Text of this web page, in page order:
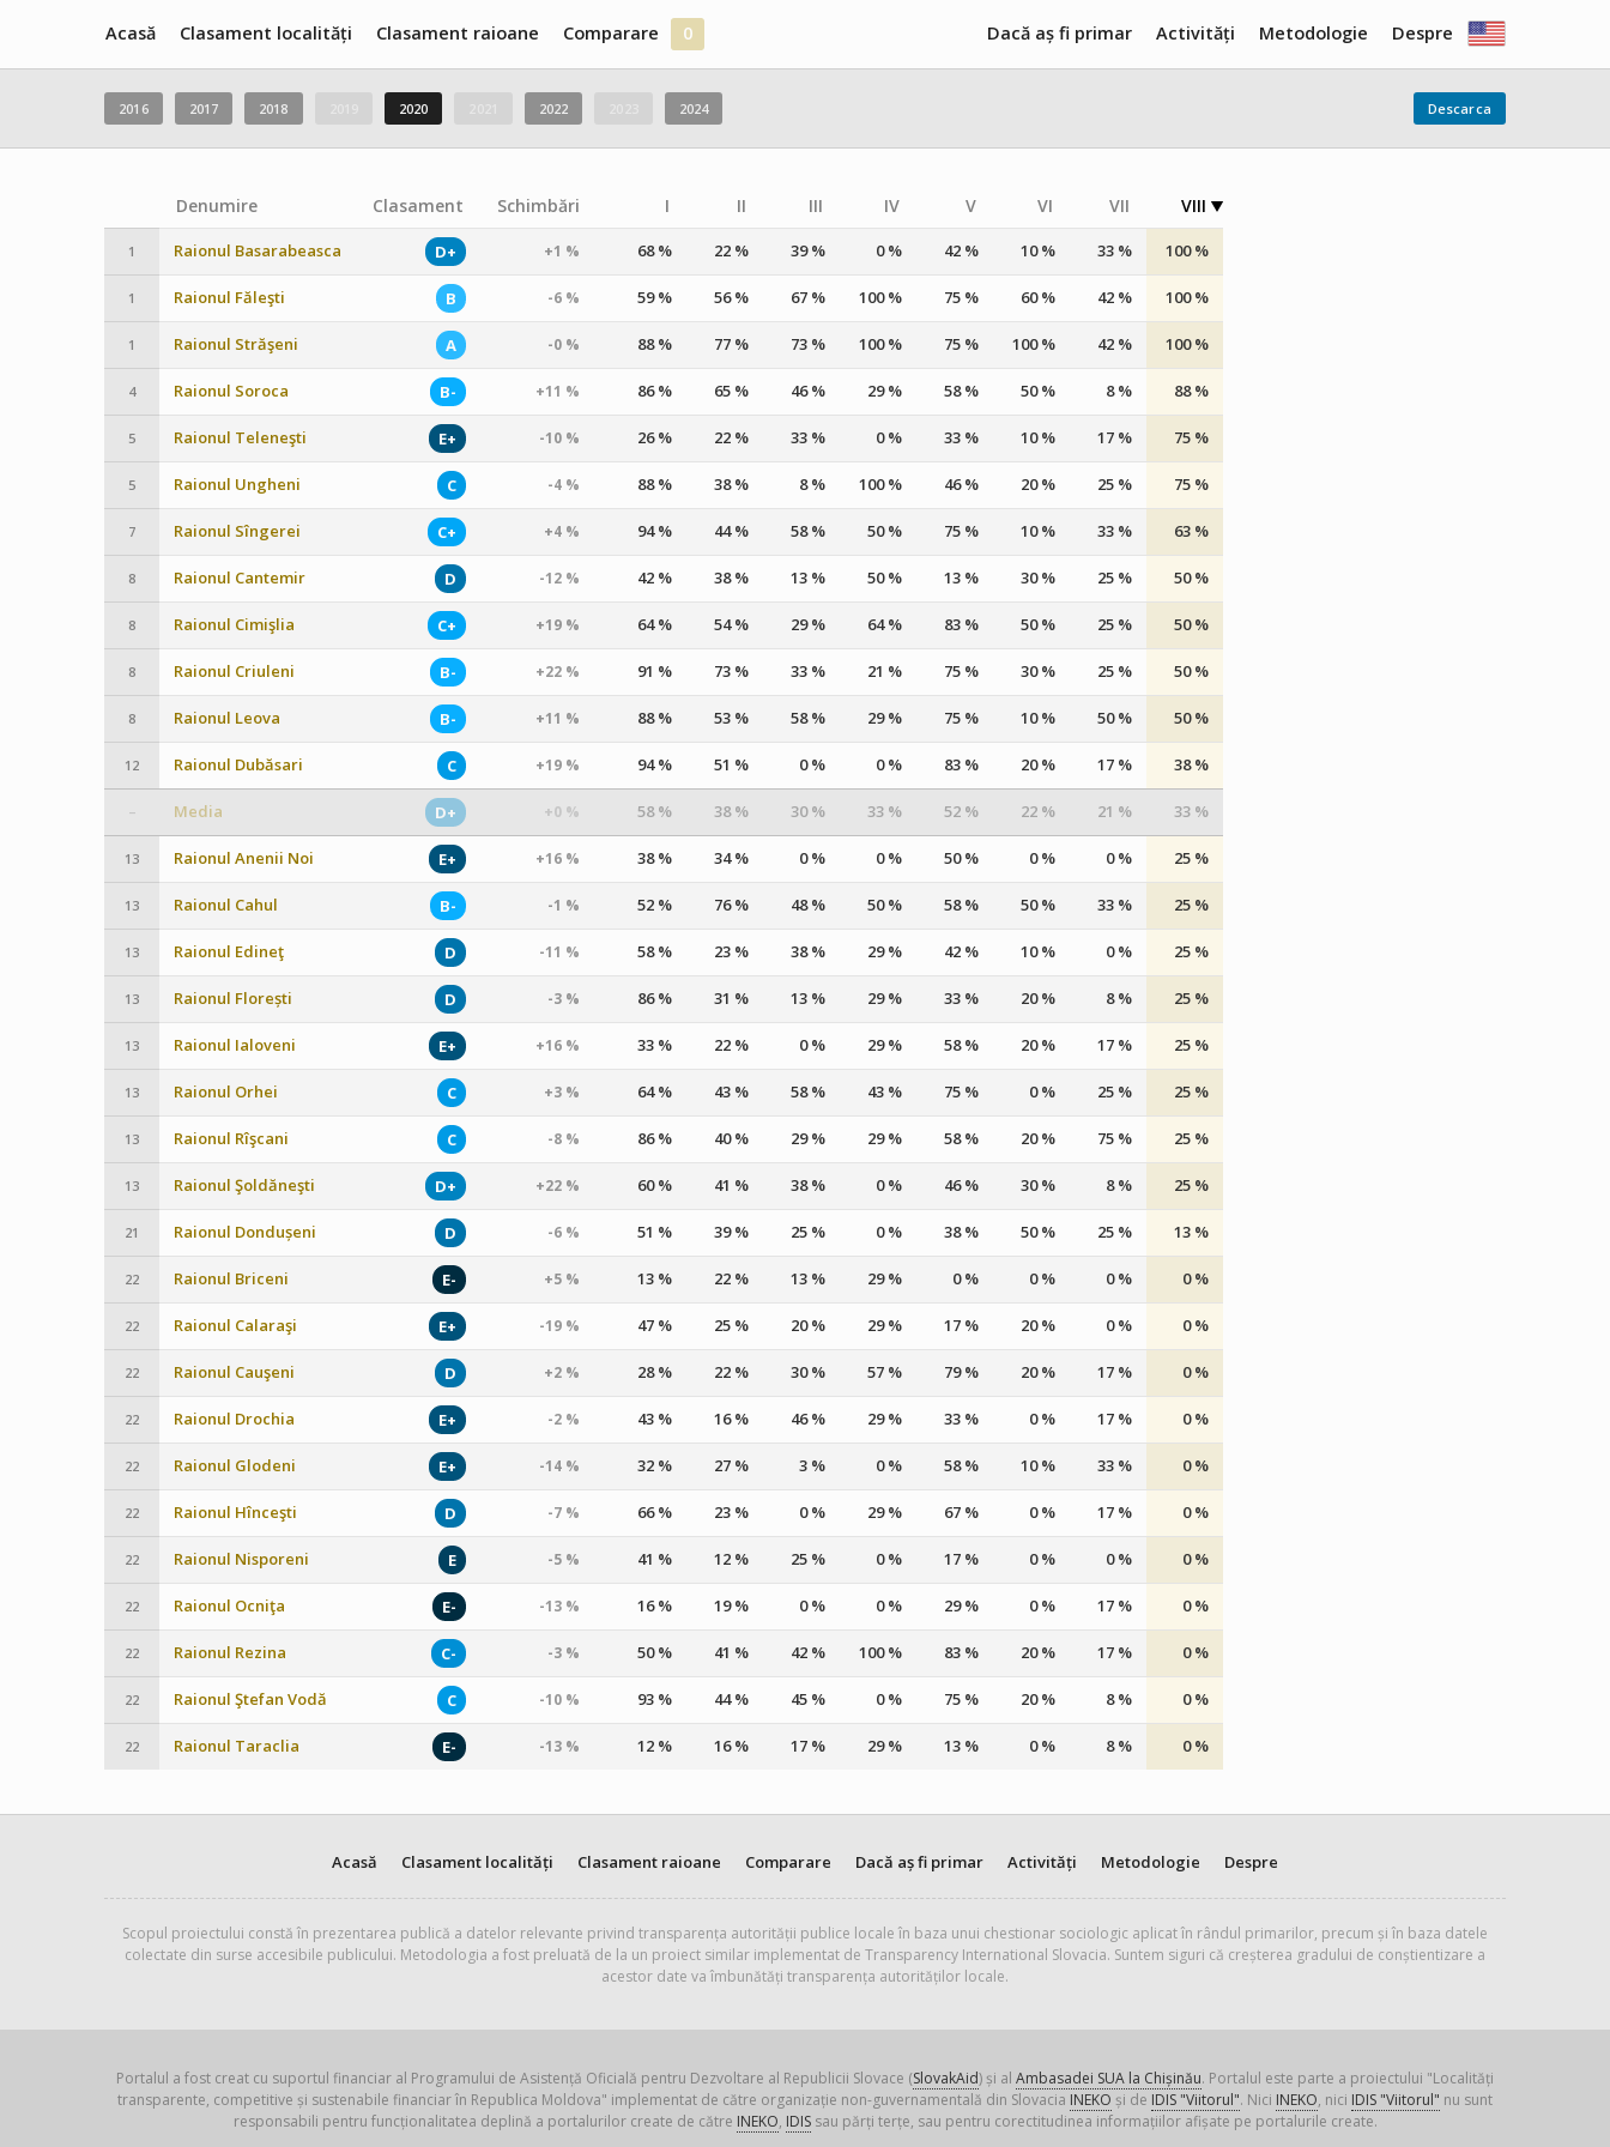
Acasă Despre
Clasament localități Metodologie
Clasament raioane Activități
Comparare 0 Dacă aș fi primar
2016 2017 2018 2020 2022 2024 Descarca
Denumire Clasament Schimbări I II III IV V VI VII VIII
1 Raionul Basarabeasca D+ +1 % 68 % 22 % 39 % 0 % 42 % 10 % 33 % 100 %
1 Raionul Făleşti B -6 % 59 % 56 % 67 % 100 % 75 % 60 % 42 % 100 %
1 Raionul Străşeni A -0 % 88 % 77 % 73 % 100 % 75 % 100 % 42 % 100 %
4 Raionul Soroca B- +11 % 86 % 65 % 46 % 29 % 58 % 50 % 8 % 88 %
5 Raionul Teleneşti E+ -10 % 26 % 22 % 33 % 0 % 33 % 10 % 17 % 75 %
5 Raionul Ungheni C -4 % 88 % 38 % 8 % 100 % 46 % 20 % 25 % 75 %
7 Raionul Sîngerei C+ +4 % 94 % 44 % 58 % 50 % 75 % 10 % 33 % 63 %
8 Raionul Cantemir D -12 % 42 % 38 % 13 % 50 % 13 % 30 % 25 % 50 %
8 Raionul Cimişlia C+ +19 % 64 % 54 % 29 % 64 % 83 % 50 % 25 % 50 %
8 Raionul Criuleni B- +22 % 91 % 73 % 33 % 21 % 75 % 30 % 25 % 50 %
8 Raionul Leova B- +11 % 88 % 53 % 58 % 29 % 75 % 10 % 50 % 50 %
12 Raionul Dubăsari C +19 % 94 % 51 % 0 % 0 % 83 % 20 % 17 % 38 %
– Media D+ +0 % 58 % 38 % 30 % 33 % 52 % 22 % 21 % 33 %
13 Raionul Anenii Noi E+ +16 % 38 % 34 % 0 % 0 % 50 % 0 % 0 % 25 %
13 Raionul Cahul B- -1 % 52 % 76 % 48 % 50 % 58 % 50 % 33 % 25 %
13 Raionul Edineţ D -11 % 58 % 23 % 38 % 29 % 42 % 10 % 0 % 25 %
13 Raionul Florești D -3 % 86 % 31 % 13 % 29 % 33 % 20 % 8 % 25 %
13 Raionul Ialoveni E+ +16 % 33 % 22 % 0 % 29 % 58 % 20 % 17 % 25 %
13 Raionul Orhei C +3 % 64 % 43 % 58 % 43 % 75 % 0 % 25 % 25 %
13 Raionul Rîşcani C -8 % 86 % 40 % 29 % 29 % 58 % 20 % 75 % 25 %
13 Raionul Şoldăneşti D+ +22 % 60 % 41 % 38 % 0 % 46 % 30 % 8 % 25 %
21 Raionul Dondușeni D -6 % 51 % 39 % 25 % 0 % 38 % 50 % 25 % 13 %
22 Raionul Briceni E- +5 % 13 % 22 % 13 % 29 % 0 % 0 % 0 % 0 %
22 Raionul Calaraşi E+ -19 % 47 % 25 % 20 % 29 % 17 % 20 % 0 % 0 %
22 Raionul Cauşeni D +2 % 28 % 22 % 30 % 57 % 79 % 20 % 17 % 0 %
22 Raionul Drochia E+ -2 % 43 % 16 % 46 % 29 % 33 % 0 % 17 % 0 %
22 Raionul Glodeni E+ -14 % 32 % 27 % 3 % 0 % 58 % 10 % 33 % 0 %
22 Raionul Hînceşti D -7 % 66 % 23 % 0 % 29 % 67 % 0 % 17 % 0 %
22 Raionul Nisporeni E -5 % 41 % 12 % 25 % 0 % 17 % 0 % 0 % 0 %
22 Raionul Ocniţa E- -13 % 16 % 19 % 0 % 0 % 29 % 0 % 17 % 0 %
22 Raionul Rezina C- -3 % 50 % 41 % 42 % 100 % 83 % 20 % 17 % 0 %
22 Raionul Ştefan Vodă C -10 % 93 % 44 % 45 % 0 % 75 % 20 % 8 % 0 %
22 Raionul Taraclia E- -13 % 12 % 16 % 17 % 29 % 13 % 0 % 8 % 0 %
Acasă Clasament localități Clasament raioane Comparare Dacă aș fi primar Activități Metodologie Despre
Scopul proiectului constă în prezentarea publică a datelor relevante privind transparența autorității publice locale în baza unui chestionar sociologic aplicat în rândul primarilor, precum și în baza datele
colectate din surse accesibile publicului. Metodologia a fost preluată de la un proiect similar implementat de Transparency International Slovacia. Suntem siguri că creșterea gradului de conștientizare a
acestor date va îmbunătăți transparența autorităților locale.
Portalul a fost creat cu suportul financiar al Programului de Asistență Oficială pentru Dezvoltare al Republicii Slovace (SlovakAid) și al Ambasadei SUA la Chișinău. Portalul este parte a proiectului "Localități
transparente, competitive și sustenabile financiar în Republica Moldova" implementat de către organizație non-guvernamentală din Slovacia INEKO și de IDIS "Viitorul". Nici INEKO, nici IDIS "Viitorul" nu sunt
responsabili pentru funcționalitatea deplină a portalurilor create de către INEKO, IDISsau părți terțe, sau pentru corectitudinea informațiilor afișate pe portalurile create.